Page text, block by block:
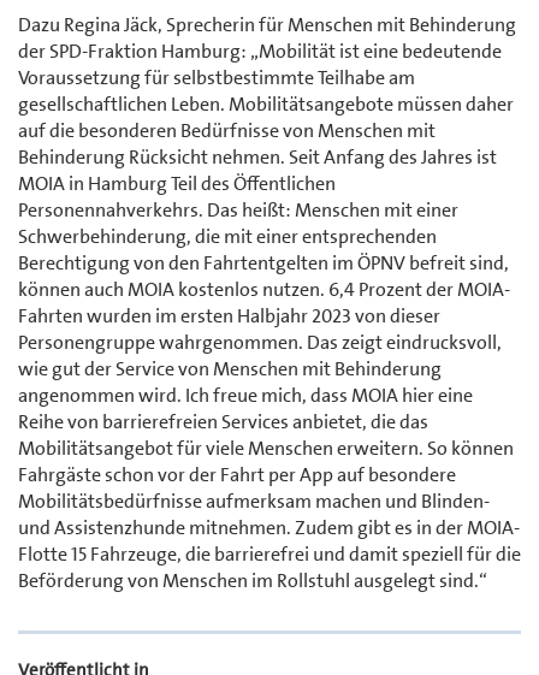
Dazu Regina Jäck, Sprecherin für Menschen mit Behinderung
der SPD-Fraktion Hamburg: „Mobilität ist eine bedeutende
Voraussetzung für selbstbestimmte Teilhabe am
gesellschaftlichen Leben. Mobilitätsangebote müssen daher
auf die besonderen Bedürfnisse von Menschen mit
Behinderung Rücksicht nehmen. Seit Anfang des Jahres ist
MOIA in Hamburg Teil des Öffentlichen
Personennahverkehrs. Das heißt: Menschen mit einer
Schwerbehinderung, die mit einer entsprechenden
Berechtigung von den Fahrtentgelten im ÖPNV befreit sind,
können auch MOIA kostenlos nutzen. 6,4 Prozent der MOIA-
Fahrten wurden im ersten Halbjahr 2023 von dieser
Personengruppe wahrgenommen. Das zeigt eindrucksvoll,
wie gut der Service von Menschen mit Behinderung
angenommen wird. Ich freue mich, dass MOIA hier eine
Reihe von barrierefreien Services anbietet, die das
Mobilitätsangebot für viele Menschen erweitern. So können
Fahrgäste schon vor der Fahrt per App auf besondere
Mobilitätsbedürfnisse aufmerksam machen und Blinden-
und Assistenzhunde mitnehmen. Zudem gibt es in der MOIA-
Flotte 15 Fahrzeuge, die barrierefrei und damit speziell für die
Beförderung von Menschen im Rollstuhl ausgelegt sind.“
Veröffentlicht in